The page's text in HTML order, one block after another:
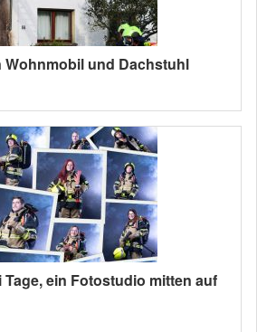
Wohnmobil und Dachstuhl
Tage, ein Fotostudio mitten auf